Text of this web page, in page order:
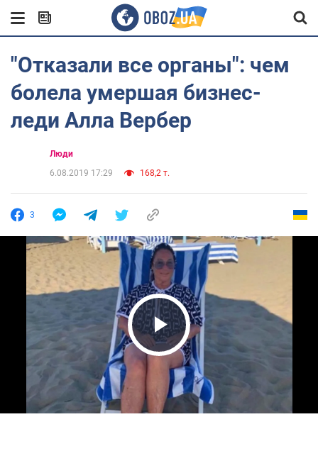
"Отказали все органы": чем
болела умершая бизнес-
леди Алла Вербер
Люди
6.08.2019 17:29
168,2 т.
3
Play Video